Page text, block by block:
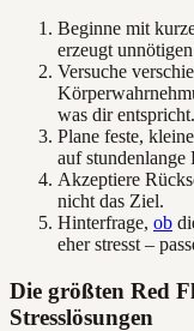
Beginne mit
erzeugt
Versuche
was dir entspricht.
Plane feste,
auf stundenlange
Akzeptiere
nicht das Ziel.
Hinterfrage, ob
eher stresst –
Die größten Red
Stresslösungen